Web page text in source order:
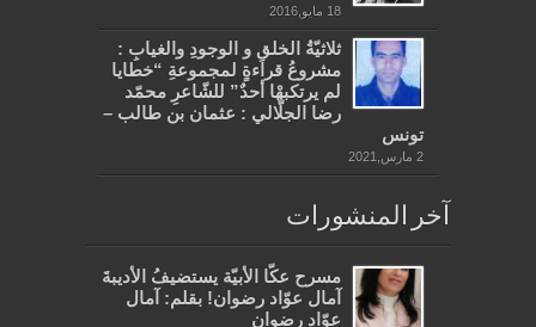
18 مايو,2016
ثلاثيّةُ الخلقِ و الوجودِ والغيابِ :
مشروعُ قراءةٍ لمجموعةِ “خطايا
لم يرتكبهْا أحدٌ” للشّاعرِ محمّد
رضا الجلّالي : عثمان بن طالب –
تونس
2 مارس,2021
آخر المنشورات
مسرح عكّا الأبيّة يستضيفُ الأديبةَ
آمال عوّاد رضوان! بقلم: آمال
عوّاد رضوان